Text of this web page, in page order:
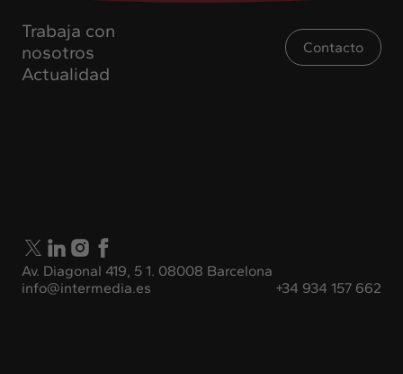
Trabaja con
nosotros
Actualidad
Contacto
Av. Diagonal 419, 5 1. 08008 Barcelona
info@intermedia.es
+34 934 157 662